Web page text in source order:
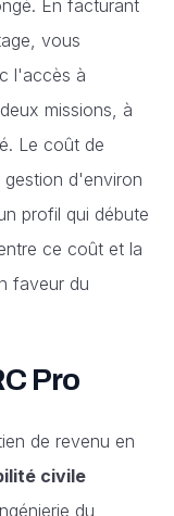
En facturant
vous
l'accès à
missions, à
Le coût de
d'environ
profil qui débute
ce coût et la
faveur du
Pro
de revenu en
civile
du